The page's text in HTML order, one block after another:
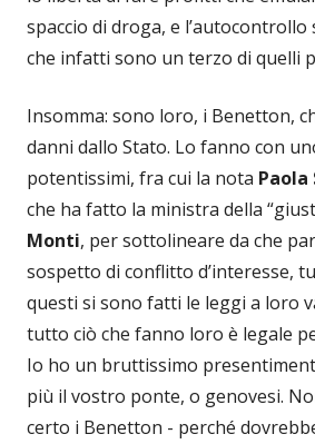
spaccio di droga, e
che infatti sono un terzo di quelli
Insomma: sono loro, i Benetton,
danni dallo Stato. Lo fanno con
potentissimi, fra cui la nota Paola
che ha fatto la ministra della
Monti, per sottolineare da che
sospetto di conflitto d’interesse,
questi si sono fatti le leggi a loro
tutto ciò che fanno loro è legale
Io ho un bruttissimo
più il vostro ponte, o genovesi.
certo i Benetton - perché